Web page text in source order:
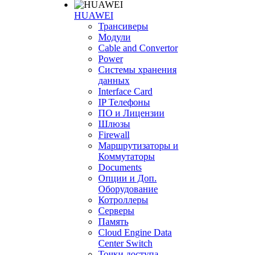
HUAWEI
Трансиверы
Модули
Cable and Convertor
Power
Системы хранения
данных
Interface Card
IP Телефоны
ПО и Лицензии
Шлюзы
Firewall
Маршрутизаторы и
Коммутаторы
Documents
Опции и Доп.
Оборудование
Котроллеры
Серверы
Память
Cloud Engine Data
Center Switch